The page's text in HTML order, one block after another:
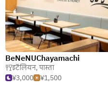
BeNeNUChayamachi
इटैलियन,पास्ता
¥3,000
¥1,500